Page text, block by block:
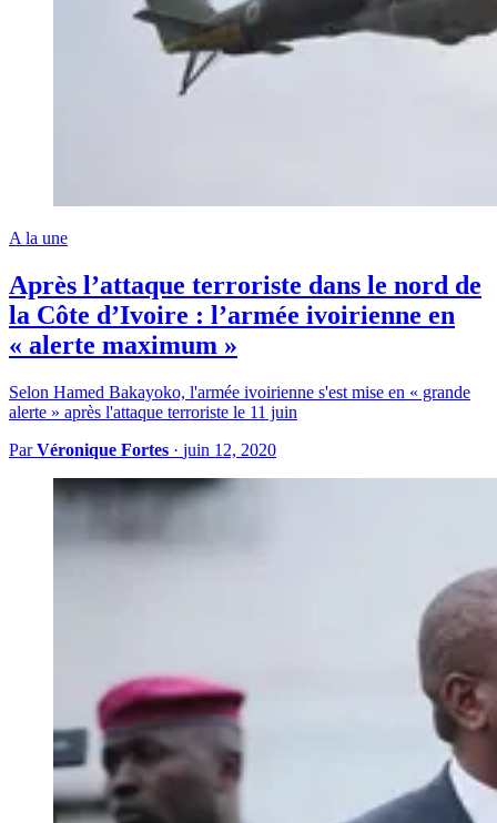
A la une
Après l’attaque terroriste dans le nord de
la Côte d’Ivoire : l’armée ivoirienne en
« alerte maximum »
Selon Hamed Bakayoko, l'armée ivoirienne s'est mise en « grande
alerte » après l'attaque terroriste le 11 juin
ParVéronique Fortes · juin 12, 2020